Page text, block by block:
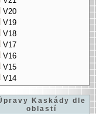
V20
V19
V18
V17
V16
V15
V14
Kaskády dle
oblastí